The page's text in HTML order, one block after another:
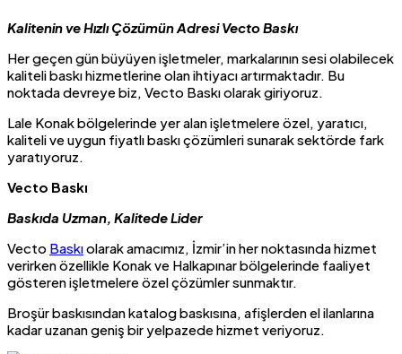
Kalitenin ve Hızlı Çözümün Adresi Vecto Baskı
Her geçen gün büyüyen işletmeler, markalarının sesi olabilecek
kaliteli baskı hizmetlerine olan ihtiyacı artırmaktadır. Bu
noktada devreye biz, Vecto Baskı olarak giriyoruz.
Lale Konak bölgelerinde yer alan işletmelere özel, yaratıcı,
kaliteli ve uygun fiyatlı baskı çözümleri sunarak sektörde fark
yaratıyoruz.
Vecto Baskı
Baskıda Uzman, Kalitede Lider
Vecto Baskıolarak amacımız, İzmir’in her noktasında hizmet
verirken özellikle Konak ve Halkapınar bölgelerinde faaliyet
gösteren işletmelere özel çözümler sunmaktır.
Broşür baskısından katalog baskısına, afişlerden el ilanlarına
kadar uzanan geniş bir yelpazede hizmet veriyoruz.